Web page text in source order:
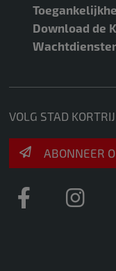
Download de
VOLG STAD
ABONNEER